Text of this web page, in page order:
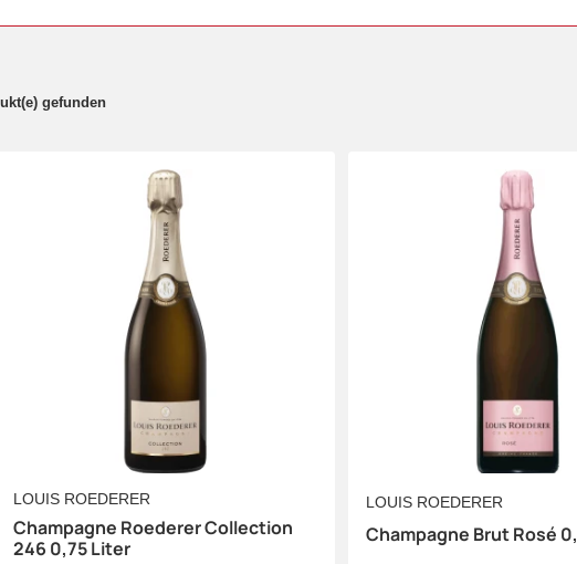
gefunden
LOUIS ROEDERER
Champagne Roederer Collection
246 0,75 Liter
LOUIS ROEDERER
Champagne Brut Rosé